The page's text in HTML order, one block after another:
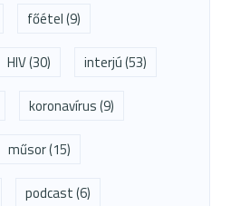
főétel(9)
HIV(30) interjú(53)
koronavírus(9)
műsor(15)
podcast(6)